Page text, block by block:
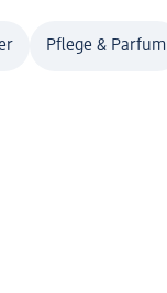
Pflege & Parfum